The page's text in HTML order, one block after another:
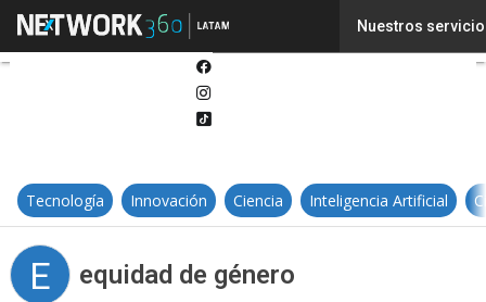
Nuestros
Tecnología Innovación Ciencia Inteligencia Artificial
E equidad de género